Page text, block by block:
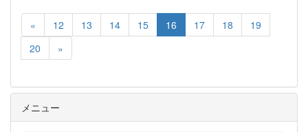
« 12 13 14 15 16 17 18
19
20
»
メニュー